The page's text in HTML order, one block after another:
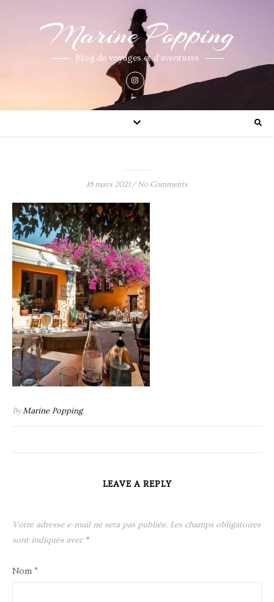
Marine Popping
Blog de voyages et d'aventures
18 mars 2021 / No Comments
ByMarine Popping
LEAVE A REPLY
Votre adresse e-mail ne sera pas publiée. Les champs obligatoires
sont indiqués avec *
Nom *